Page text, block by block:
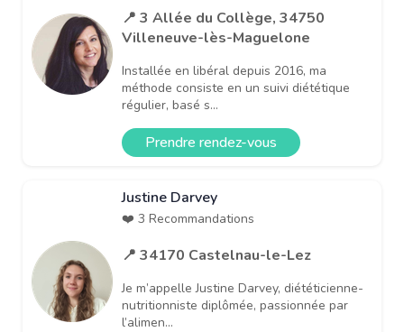
📍 3 Allée du Collège, 34750
Villeneuve-lès-Maguelone
Installée en libéral depuis 2016, ma
méthode consiste en un suivi diététique
régulier, basé s...
Prendre rendez-vous
Justine Darvey
❤️ 3 Recommandations
📍 34170 Castelnau-le-Lez
Je m’appelle Justine Darvey, diététicienne-
nutritionniste diplômée, passionnée par
l’alimen...